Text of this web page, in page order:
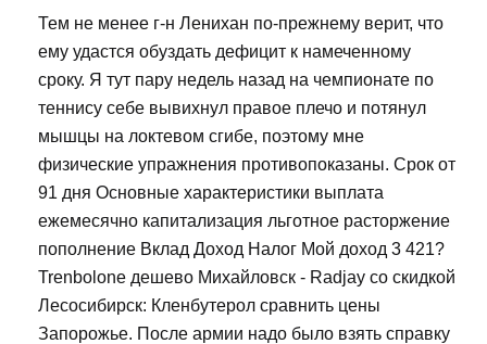
Тем не менее г-н Ленихан по-прежнему верит, что
ему удастся обуздать дефицит к намеченному
сроку. Я тут пару недель назад на чемпионате по
теннису себе вывихнул правое плечо и потянул
мышцы на локтевом сгибе, поэтому мне
физические упражнения противопоказаны. Срок от
91 дня Основные характеристики выплата
ежемесячно капитализация льготное расторжение
пополнение Вклад Доход Налог Мой доход 3 421?
Trenbolone дешево Михайловск - Radjay со скидкой
Лесосибирск: Кленбутерол сравнить цены
Запорожье. После армии надо было взять справку